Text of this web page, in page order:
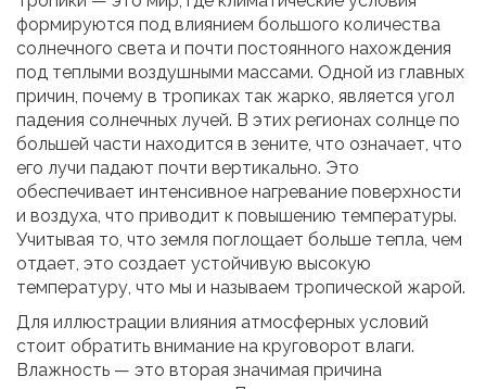
формируются под влиянием большого количества
солнечного света и почти постоянного нахождения
под теплыми воздушными массами. Одной из главных
причин, почему в тропиках так жарко, является угол
падения солнечных лучей. В этих регионах солнце по
большей части находится в зените, что означает, что
его лучи падают почти вертикально. Это
обеспечивает интенсивное нагревание поверхности
и воздуха, что приводит к повышению температуры.
Учитывая то, что земля поглощает больше тепла, чем
отдает, это создает устойчивую высокую
температуру, что мы и называем тропической жарой.
Для иллюстрации влияния атмосферных условий
стоит обратить внимание на круговорот влаги.
Влажность — это вторая значимая причина